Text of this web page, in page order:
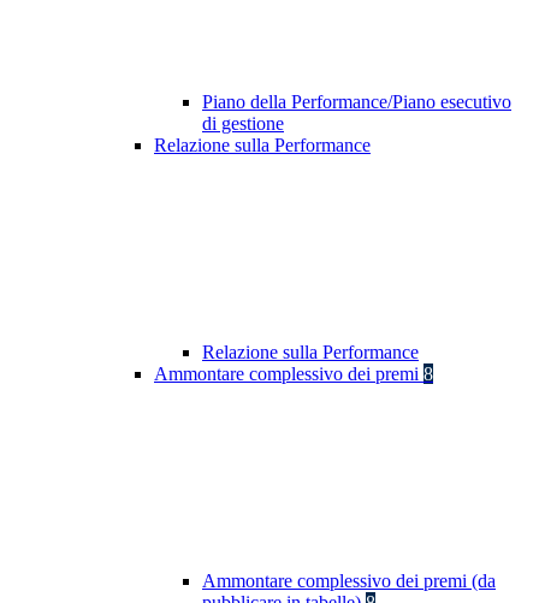
Piano della Performance/Piano esecutivo
di gestione
Relazione sulla Performance
Relazione sulla Performance
Ammontare complessivo dei premi 8
Ammontare complessivo dei premi (da